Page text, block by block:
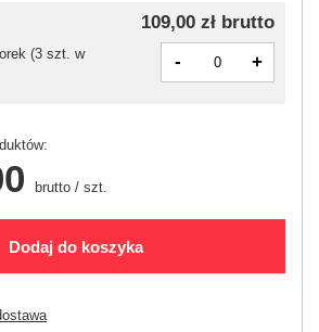
109,00 zł brutto
(3 szt. w
- +
brutto / szt.
Dodaj do koszyka